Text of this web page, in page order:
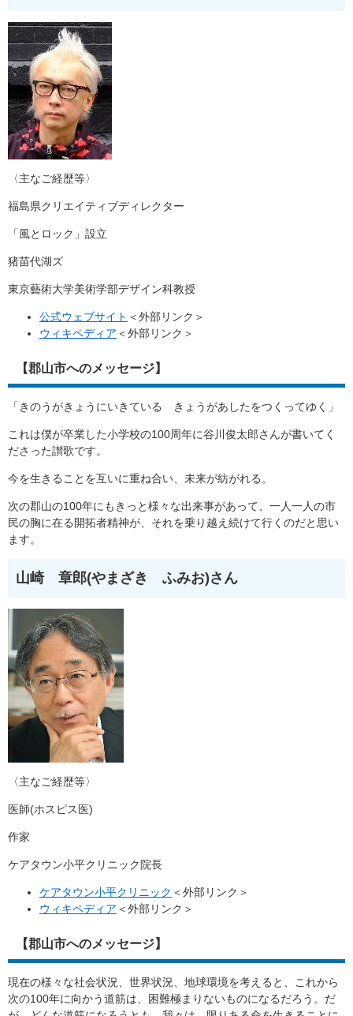
〈主なご経歴等〉
福島県クリエイティブディレクター
「風とロック」設立
猪苗代湖ズ
東京藝術大学美術学部デザイン科教授
公式ウェブサイト ＜外部リンク＞
ウィキペディア ＜外部リンク＞
【郡山市へのメッセージ】
「きのうがきょうにいきている きょうがあしたをつくってゆく」
これは僕が卒業した小学校の100周年に谷川俊太郎さんが書いてく
ださった讃歌です。
今を生きることを互いに重ね合い、未来が紡がれる。
次の郡山の100年にもきっと様々な出来事があって、一人一人の市
民の胸に在る開拓者精神が、それを乗り越え続けて行くのだと思い
ます。
山崎 章郎(やまざき ふみお)さん
〈主なご経歴等〉
医師(ホスピス医)
作家
ケアタウン小平クリニック院長
ケアタウン小平クリニック ＜外部リンク＞
ウィキペディア ＜外部リンク＞
【郡山市へのメッセージ】
現在の様々な社会状況、世界状況、地球環境を考えると、これから
次の100年に向かう道筋は、困難極まりないものになるだろう。だ